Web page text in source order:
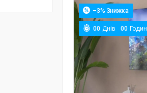
–3%
00 Днів 00 Годин